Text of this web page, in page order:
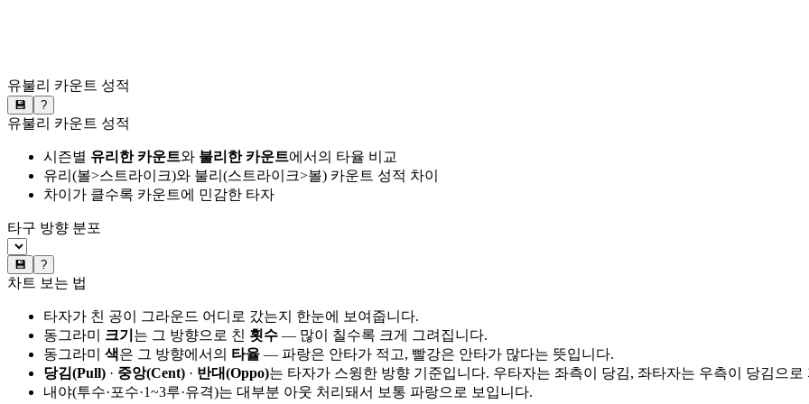
유불리 카운트 성적
💾 ?
유불리 카운트 성적
시즌별 유리한 카운트와 불리한 카운트에서의 타율 비교
유리(볼>스트라이크)와 불리(스트라이크>볼) 카운트 성적 차이
차이가 클수록 카운트에 민감한 타자
타구 방향 분포
💾 ?
차트 보는 법
타자가 친 공이 그라운드 어디로 갔는지 한눈에 보여줍니다.
동그라미 크기 는 그 방향으로 친 횟수 — 많이 칠수록 크게 그려집니다.
동그라미 색은 그 방향에서의 타율 — 파랑은 안타가 적고, 빨강은 안타가 많다는 뜻입니다.
당김(Pull) · 중앙(Cent) · 반대(Oppo)는 타자가 스윙한 방향 기준입니다. 우타자는 좌측이 당김, 좌타자는 우측이 당김으로
내야(투수·포수·1~3루·유격)는 대부분 아웃 처리돼서 보통 파랑으로 보입니다.